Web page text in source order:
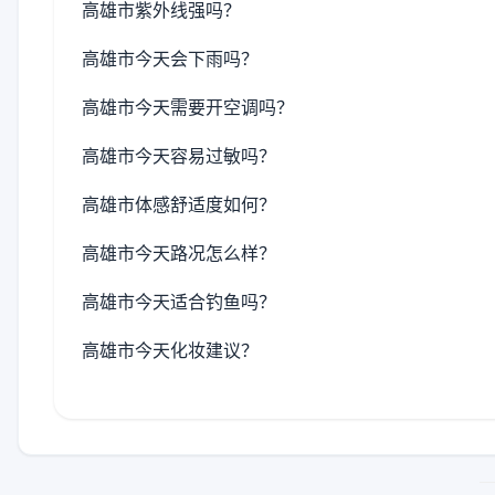
高雄市紫外线强吗？
高雄市今天会下雨吗？
高雄市今天需要开空调吗？
高雄市今天容易过敏吗？
高雄市体感舒适度如何？
高雄市今天路况怎么样？
高雄市今天适合钓鱼吗？
高雄市今天化妆建议？